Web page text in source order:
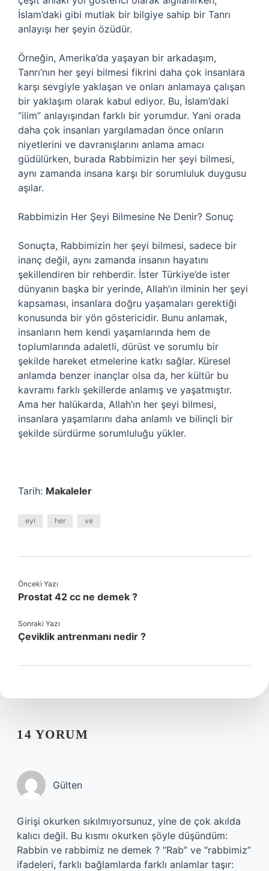
İslam’daki gibi mutlak bir bilgiye sahip bir Tanrı
anlayışı her şeyin özüdür.
Örneğin, Amerika’da yaşayan bir arkadaşım,
Tanrı’nın her şeyi bilmesi fikrini daha çok insanlara
karşı sevgiyle yaklaşan ve onları anlamaya çalışan
bir yaklaşım olarak kabul ediyor. Bu, İslam’daki
“ilim” anlayışından farklı bir yorumdur. Yani orada
daha çok insanları yargılamadan önce onların
niyetlerini ve davranışlarını anlama amacı
güdülürken, burada Rabbimizin her şeyi bilmesi,
aynı zamanda insana karşı bir sorumluluk duygusu
aşılar.
Rabbimizin Her Şeyi Bilmesine Ne Denir? Sonuç
Sonuçta, Rabbimizin her şeyi bilmesi, sadece bir
inanç değil, aynı zamanda insanın hayatını
şekillendiren bir rehberdir. İster Türkiye’de ister
dünyanın başka bir yerinde, Allah’ın ilminin her şeyi
kapsaması, insanlara doğru yaşamaları gerektiği
konusunda bir yön göstericidir. Bunu anlamak,
insanların hem kendi yaşamlarında hem de
toplumlarında adaletli, dürüst ve sorumlu bir
şekilde hareket etmelerine katkı sağlar. Küresel
anlamda benzer inançlar olsa da, her kültür bu
kavramı farklı şekillerde anlamış ve yaşatmıştır.
Ama her halükarda, Allah’ın her şeyi bilmesi,
insanlara yaşamlarını daha anlamlı ve bilinçli bir
şekilde sürdürme sorumluluğu yükler.
Tarih: Makaleler
eyi her ve
Önceki Yazı
Prostat 42 cc ne demek ?
Sonraki Yazı
Çeviklik antrenmanı nedir ?
14 YORUM
Gülten
Girişi okurken sıkılmıyorsunuz, yine de çok akılda
kalıcı değil. Bu kısmı okurken şöyle düşündüm:
Rabbin ve rabbimiz ne demek ? “Rab” ve “rabbimiz”
ifadeleri, farklı bağlamlarda farklı anlamlar taşır: